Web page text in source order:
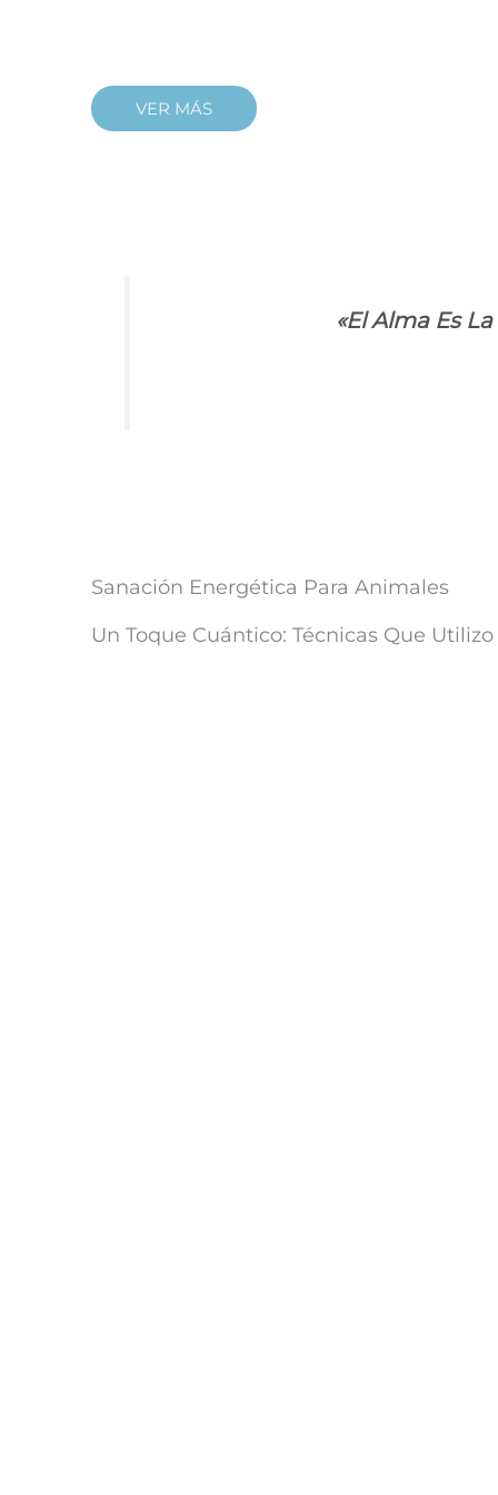
VER MÁS
«El Alma Es
Sanación Energética Para Animales
Un Toque Cuántico: Técnicas Que